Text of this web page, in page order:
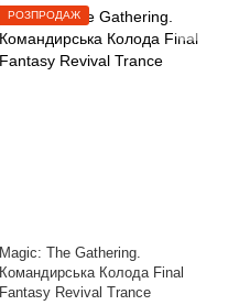
РОЗПРОДАЖ
Magic: The Gathering.
Командирська Колода Final
Fantasy Revival Trance